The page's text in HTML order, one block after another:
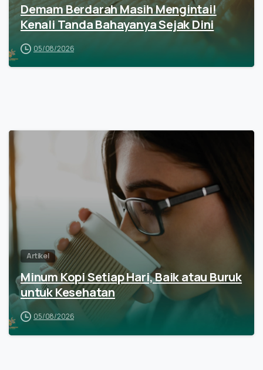
Demam Berdarah Masih Mengintai!
Kenali Tanda Bahayanya Sejak Dini
05/08/2026
Artikel
Minum Kopi Setiap Hari, Baik atau Buruk
untuk Kesehatan
05/08/2026